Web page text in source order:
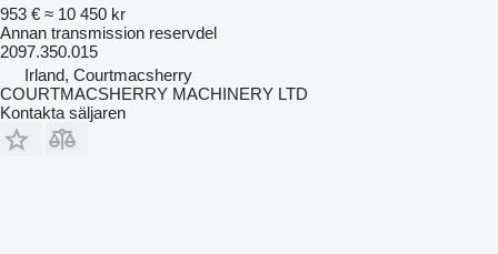
953 € ≈ 10 450 kr
Annan transmission reservdel
2097.350.015
Irland, Courtmacsherry
COURTMACSHERRY MACHINERY LTD
Kontakta säljaren